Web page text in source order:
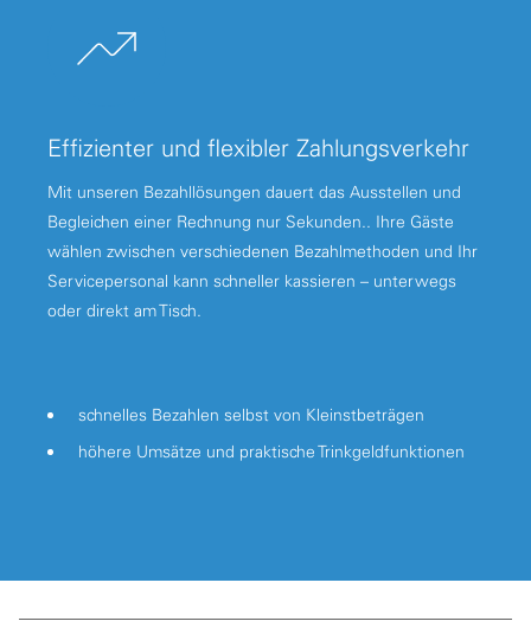
Effizienter und flexibler Zahlungsverkehr
Mit unseren Bezahllösungen dauert das Ausstellen und
Begleichen einer Rechnung nur Sekunden.. Ihre Gäste
wählen zwischen verschiedenen Bezahlmethoden und Ihr
Servicepersonal kann schneller kassieren – unterwegs
oder direkt am Tisch.
schnelles Bezahlen selbst von Kleinstbeträgen
höhere Umsätze und praktische Trinkgeldfunktionen